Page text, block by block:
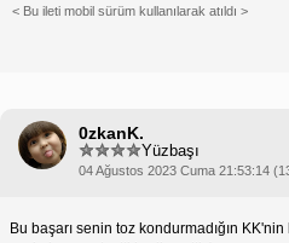
< Bu ileti mobil sürüm kullanılarak atıldı >
0zkanK.
Yüzbaşı
04 Ağustos 2023 Cuma 21:53:14
Bu başarı senin toz kondurmadığın